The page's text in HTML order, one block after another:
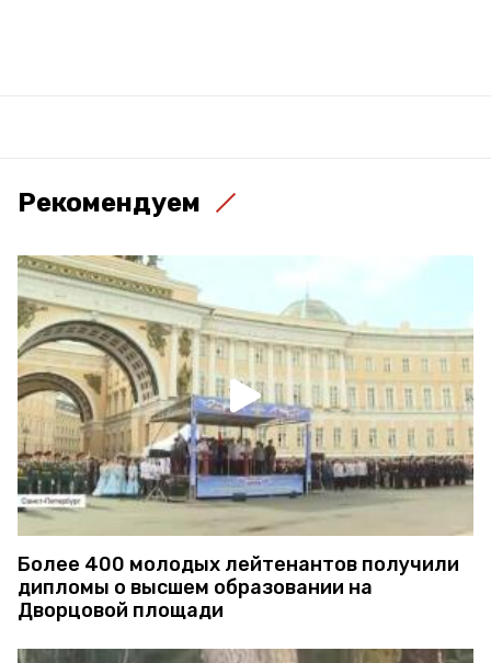
Рекомендуем
Более 400 молодых лейтенантов получили
дипломы о высшем образовании на
Дворцовой площади